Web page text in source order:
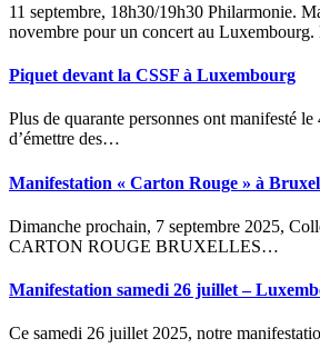
11 septembre, 18h30/19h30 Philarmonie. Manifestation contre la collaboration avec L’Orchestre philharmonique d’Israël, le 19
novembre pour un concert au
Piquet devant la CSSF à Luxembourg
Plus de quarante personnes ont manifesté le 4 septembre devant la CSSF, qui a approuvé un prospectus permettant à Israël
d’émettre des…
Manifestation « Carton Rouge » à
Dimanche prochain, 7 septembre 2025, Collectives for Palestine organise un transport en bus pour participer à la manifestation «
CARTON ROUGE BRUXELLES…
Manifestation samedi 26 juillet –
Ce samedi 26 juillet 2025, notre